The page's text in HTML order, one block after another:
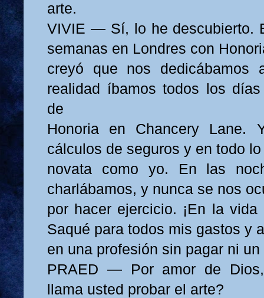
arte.
VIVIE — Sí, lo he descubierto.
semanas en Londres con
creyó que nos dedicábamos
realidad íbamos todos los
de
Honoria en Chancery Lane.
cálculos de seguros y en todo
novata como yo. En las
charlábamos, y nunca se nos
por hacer ejercicio. ¡En la
Saqué para todos mis gastos y
en una profesión sin pagar ni
PRAED — Por amor de
llama usted probar el arte?